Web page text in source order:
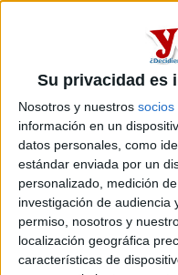
Su privacidad es
Nosotros y nuestros socios
información en un
datos personales, como
estándar enviada por un
personalizado, medición
investigación de audiencia
permiso, nosotros y
localización geográfica
características de
el año que viene
audiovisual en la UMU
en muchos foros y no
carrera en Murcia, como
lo esta estudiando aqui
que tal es la carrera en
las practicas estan bien y
entretenida, si es como
cualquier dato de
entrar en una carrera a